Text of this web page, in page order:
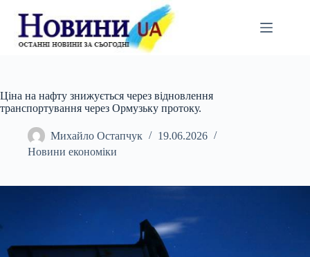
вмісту
Ціна на нафту знижується через відновлення
транспортування через Ормузьку протоку.
Михайло Остапчук
19.06.2026
Новини економіки